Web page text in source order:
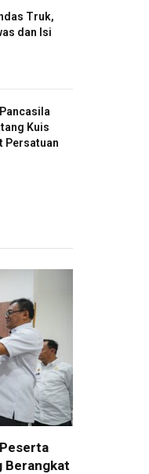
Truk,
dan Isi
Kuis
Persatuan
Berangkat